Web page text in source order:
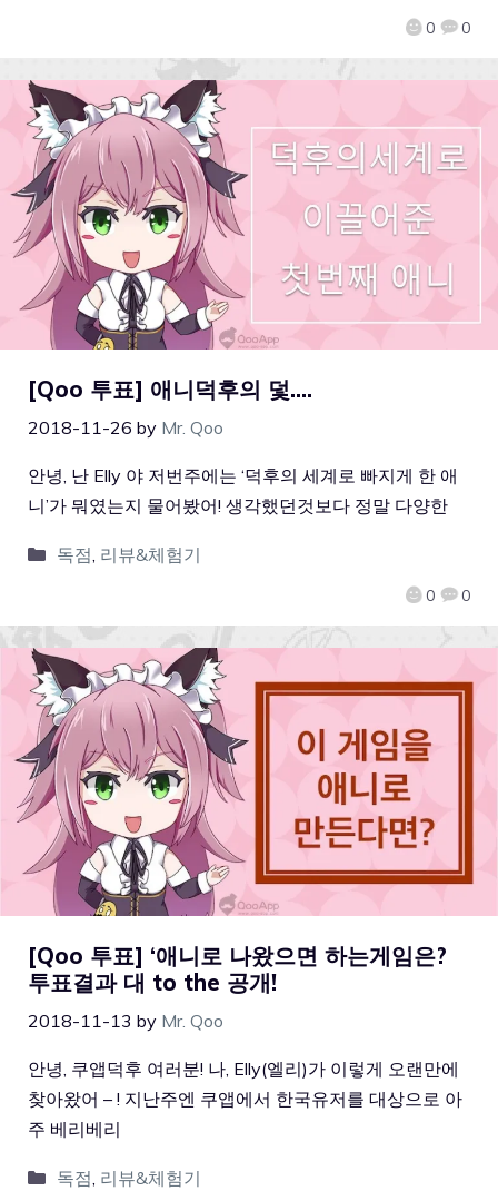
0 0
[Qoo 투표] 애니덕후의 덫….
2018-11-26 by Mr. Qoo
0 0
안녕, 난 Elly 야 저번주에는 ‘덕후의 세계로 빠지게 한 애
니’가 뭐였는지 물어봤어! 생각했던것보다 정말 다양한
독점 리뷰&체험기
[Qoo 투표] ‘애니로 나왔으면 하는게임은?
투표결과 대 to the 공개!
2018-11-13 by Mr. Qoo
안녕, 쿠앱덕후 여러분! 나, Elly(엘리)가 이렇게 오랜만에
찾아왔어 – ! 지난주엔 쿠앱에서 한국유저를 대상으로 아
주 베리베리
독점, 리뷰&체험기